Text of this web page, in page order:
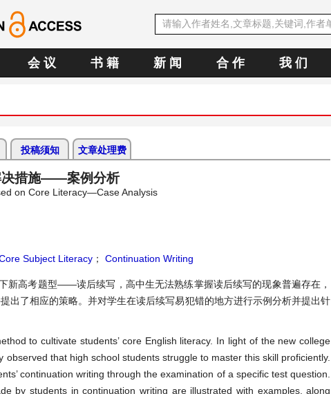
会 议 书 籍 新 闻 合 作 我 们
投稿须知 文章处理费
决措施——案例分析
on Core Literacy—Case Analysis
Subject Literacy ； Continuation Writing
新高考题型——读后续写，高中生无法熟练掌握读后续写的现象普遍存在，
出了相应的策略。并对学生在读后续写易犯错的地方进行示例分析并提出针
to cultivate students’ core English literacy. In light of the new college
that high school students struggle to master this skill proficiently.
continuation writing through the examination of a specific test question.
by students in continuation writing are illustrated with examples, along